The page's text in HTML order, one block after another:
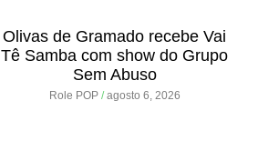
Olivas de Gramado recebe Vai
Tê Samba com show do Grupo
Sem Abuso
Role POP agosto 6, 2026